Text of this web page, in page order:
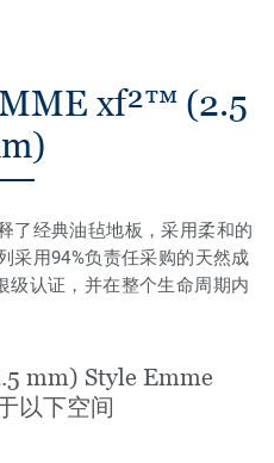
xf²™ (2.5
了经典油毡地板，采用柔和的
采用94%负责任采购的天然成
认证，并在整个生命周期内
mm) Style Emme
以下空间